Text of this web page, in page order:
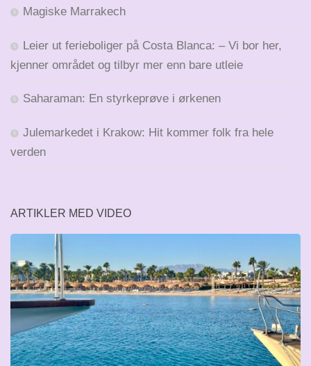
Magiske Marrakech
Leier ut ferieboliger på Costa Blanca: – Vi bor her,
kjenner området og tilbyr mer enn bare utleie
Saharaman: En styrkeprøve i ørkenen
Julemarkedet i Krakow: Hit kommer folk fra hele
verden
ARTIKLER MED VIDEO